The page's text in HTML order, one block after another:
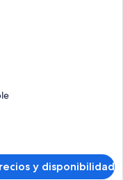
y disponibilidad